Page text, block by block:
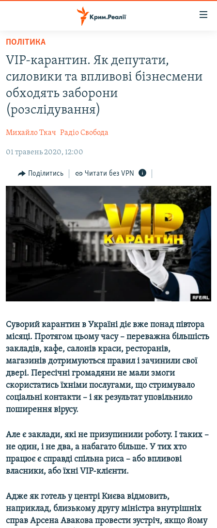
Перейти
основного
матеріалу
Перейти
до
основної
Перейти
до
ВОДА.КРИМ
ВІДЕО ТА ФОТО
ПОЛІТИКА
ІНТЕРВ'Ю
ВСЕ ЗА ДЕНЬ
СПЕЦПРОЕКТИ
ДЕПОРТАЦІЯ
ВІДЕОУРОКИ «ELIFBE»
СВІДЧЕННЯ ОКУПАЦІЇ
УКРАЇНСЬКА ПРОБЛЕМА КРИМУ
ІНФОГРАФІКА
ЯК ОБІЙТИ БЛОКУВАННЯ
Русский
Qırımtatar
ДОЛУЧАЙСЯ!
Усі сайти RFE/RL
ПОЛІТИКА
VIP-карантин. Як депутати,
силовики та впливові бізнесмени
обходять заборони
(розслідування)
Михайло Ткач Радіо Свобода
01 травень 2020, 12:00
Поділитись Читати без VPN
Суворий карантин в Україні діє вже понад півтора
місяці. Протягом цьому часу – переважна більшість
закладів, кафе, салонів краси, ресторанів,
магазинів дотримуються правил і зачинили свої
двері. Пересічні громадяни не мали змоги
скористатись їхніми послугами, що стримувало
соціальні контакти – і як результат уповільнило
поширення вірусу.
Але є заклади, які не призупинили роботу. І таких –
не один, і не два, а набагато більше. У тих хто
працює є справді спільна риса – або впливові
власники, або їхні VIP-клієнти.
Адже як готель у центрі Києва відмовить,
наприклад, близькому другу міністра внутрішніх
справ Арсена Авакова провести зустріч, якщо йому